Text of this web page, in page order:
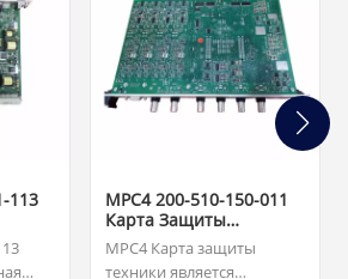
113
MPC4 200-510-150-011
Карта Защиты
Оборудования
MPC4 Карта защиты
техники является